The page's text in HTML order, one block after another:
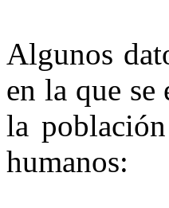
Algunos
en la que
la
humanos: